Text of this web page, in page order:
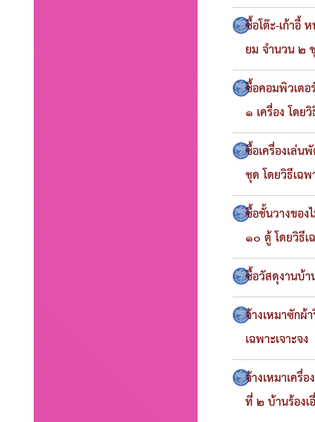
ซื้อโต๊ะ-เก้าอี้
ยม จำนวน ๒
ซื้อคอมพิวเต
๑ เครื่อง โดย
ซื้อเครื่องเล่
ชุด โดยวิธีเฉพ
ซื้อชั้นวางขอ
๑๐ ตู้ โดยวิธีเ
ซื้อวัสดุงานบ้า
จ้างเหมาซักผ้
เฉพาะเจาะจง
จ้างเหมาเครื่
ที่ ๒ บ้านร้อง